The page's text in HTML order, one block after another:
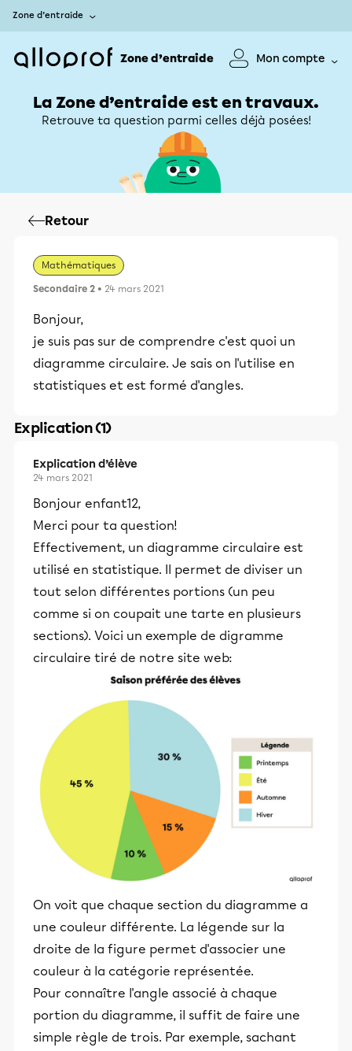
Zone d’entraide
Zone d’entraide Mon compte
La Zone d’entraide est en travaux.
Retrouve ta question parmi celles déjà posées!
Retour
Mathématiques
Secondaire 2 • 24 mars 2021
Bonjour,
je suis pas sur de comprendre c'est quoi un
diagramme circulaire. Je sais on l'utilise en
statistiques et est formé d'angles.
Explication (1)
Explication d’élève
24 mars 2021
Bonjour enfant12,
Merci pour ta question!
Effectivement, un diagramme circulaire est
utilisé en statistique. Il permet de diviser un
tout selon différentes portions (un peu
comme si on coupait une tarte en plusieurs
sections). Voici un exemple de digramme
circulaire tiré de notre site web:
On voit que chaque section du diagramme a
une couleur différente. La légende sur la
droite de la figure permet d'associer une
couleur à la catégorie représentée.
Pour connaître l'angle associé à chaque
portion du diagramme, il suffit de faire une
simple règle de trois. Par exemple, sachant